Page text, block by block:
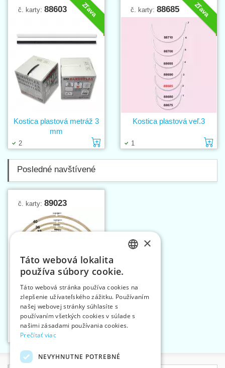
Zľava
č. karty: 88603
2 Vložiť do košíka
Kostica plastová metráž 3
mm
Zľava
č. karty: 88685
1
Kostica plastová veľ.3
Posledné navštívené
č. karty: 89023
1
Krúžok na vyšívanie 23
cm
ENGLISH
GERMAN
×
Táto webová lokalita
používa súbory cookie.
Táto webová stránka používa cookies na
zlepšenie užívateľského zážitku. Používaním
našej webovej stránky súhlasíte s
používaním všetkých cookies v súlade s
našimi zásadami používania cookies.
Prečítať viac
NEVYHNUTNE POTREBNÉ